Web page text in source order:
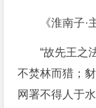
《淮南子·
“故先王之
不焚林而猎；
网署不得人于